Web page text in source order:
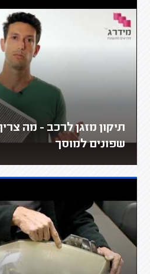
תיקון מזגן לרכב - מה
שפונים למוסך